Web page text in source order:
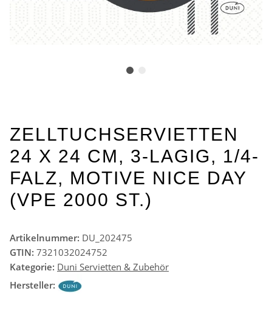
ZELLTUCHSERVIETTEN
24 X 24 CM, 3-LAGIG, 1/4-
FALZ, MOTIVE NICE DAY
(VPE 2000 ST.)
Artikelnummer: DU_202475
GTIN: 7321032024752
Kategorie: Duni Servietten & Zubehör
Hersteller: